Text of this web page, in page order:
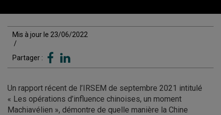
Mis à jour le 23/06/2022
/
Partager :
Un rapport récent de l’IRSEM de septembre 2021 intitulé
« Les opérations d’influence chinoises, un moment
Machiavélien », démontre de quelle manière la Chine